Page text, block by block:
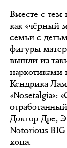
Вместе с тем
как «чёрный
семьи с
фигуры
вышли из
наркотиками
Кендрика
«Nosetalgia»:
Доктор Дре,
Notorious
хопа.